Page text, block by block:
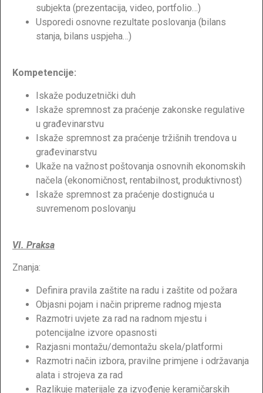
subjekta (prezentacija, video, portfolio…)
Usporedi osnovne rezultate poslovanja (bilans
stanja, bilans uspjeha…)
Kompetencije:
Iskaže poduzetnički duh
Iskaže spremnost za praćenje zakonske regulative
u građevinarstvu
Iskaže spremnost za praćenje tržišnih trendova u
građevinarstvu
Ukaže na važnost poštovanja osnovnih ekonomskih
načela (ekonomičnost, rentabilnost, produktivnost)
Iskaže spremnost za praćenje dostignuća u
suvremenom poslovanju
VI. Praksa
Znanja:
Definira pravila zaštite na radu i zaštite od požara
Objasni pojam i način pripreme radnog mjesta
Razmotri uvjete za rad na radnom mjestu i
potencijalne izvore opasnosti
Razjasni montažu/demontažu skela/platformi
Razmotri način izbora, pravilne primjene i održavanja
alata i strojeva za rad
Razlikuje materijale za izvođenje keramičarskih